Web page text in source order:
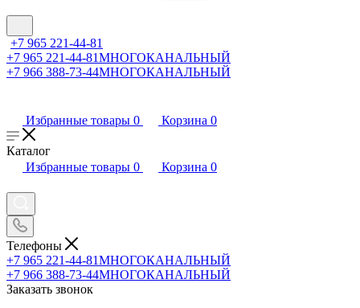
+7 965 221-44-81
+7 965 221-44-81МНОГОКАНАЛЬНЫЙ
+7 966 388-73-44МНОГОКАНАЛЬНЫЙ
Избранные товары 0 Корзина 0
Каталог
Избранные товары 0 Корзина 0
Телефоны
+7 965 221-44-81МНОГОКАНАЛЬНЫЙ
+7 966 388-73-44МНОГОКАНАЛЬНЫЙ
Заказать звонок